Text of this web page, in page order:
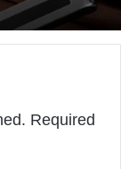
Required